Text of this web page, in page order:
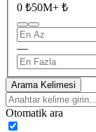
0 ₺50M+ ₺
—
Arama Kelimesi
Otomatik ara